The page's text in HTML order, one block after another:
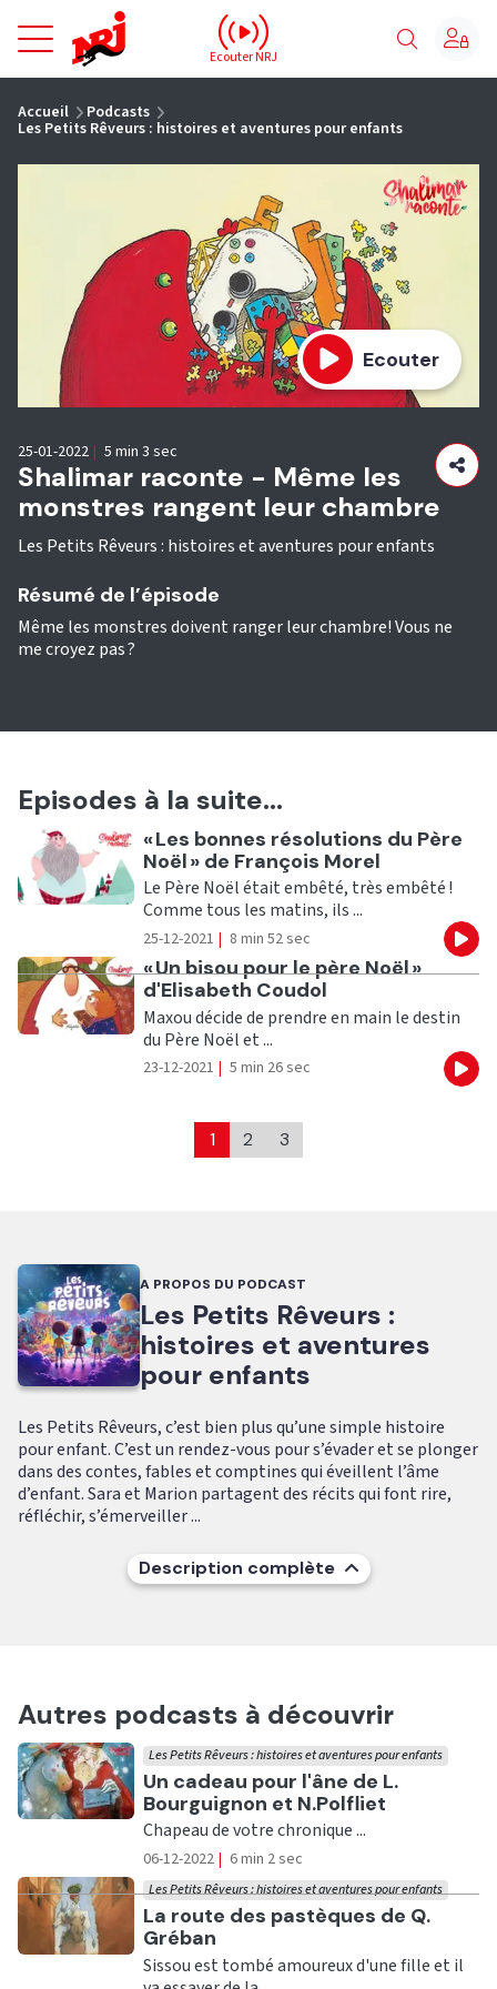
NRJ - Accueil
Ecouter NRJ
Accueil Podcasts
Les Petits Rêveurs : histoires et aventures pour enfants
Ecouter
Shalimar raconte - Même les
monstres rangent leur chambre
Les Petits Rêveurs : histoires et aventures pour enfants
25-01-2022 | 5 min 3 sec
Résumé de l’épisode
Même les monstres doivent ranger leur chambre! Vous ne
me croyez pas ?
Episodes à la suite...
Ecouter
« Les bonnes résolutions du Père
Noël » de François Morel
Le Père Noël était embêté, très embêté !
Comme tous les matins, ils ...
25-12-2021 | 8 min 52 sec
Ecouter
« Un bisou pour le père Noël »
d'Elisabeth Coudol
Maxou décide de prendre en main le destin
du Père Noël et ...
23-12-2021 | 5 min 26 sec
1 2 3
A PROPOS DU PODCAST
Les Petits Rêveurs :
histoires et aventures
pour enfants
Les Petits Rêveurs, c’est bien plus qu’une simple histoire
pour enfant. C’est un rendez-vous pour s’évader et se plonger
dans des contes, fables et comptines qui éveillent l’âme
d’enfant. Sara et Marion partagent des récits qui font rire,
réfléchir, s’émerveiller ...
Description complète
Autres podcasts à découvrir
Ecouter
Un cadeau pour l'âne de L.
Bourguignon et N.Polfliet
Les Petits Rêveurs : histoires et aventures pour enfants
Chapeau de votre chronique ...
06-12-2022 | 6 min 2 sec
Ecouter
La route des pastèques de Q.
Gréban
Les Petits Rêveurs : histoires et aventures pour enfants
Sissou est tombé amoureux d'une fille et il